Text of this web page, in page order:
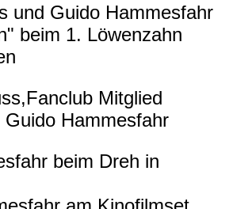
und Guido Hammesfahr
beim 1. Löwenzahn
beim Dreh in